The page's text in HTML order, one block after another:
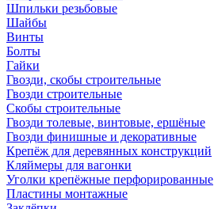
Шпильки резьбовые
Шайбы
Винты
Болты
Гайки
Гвозди, скобы строительные
Гвозди строительные
Скобы строительные
Гвозди толевые, винтовые, ершёные
Гвозди финишные и декоративные
Крепёж для деревянных конструкций
Кляймеры для вагонки
Уголки крепёжные перфорированные
Пластины монтажные